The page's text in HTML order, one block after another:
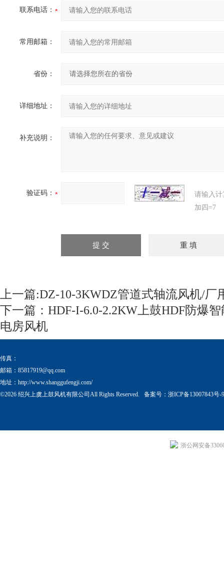
联系电话：
常用邮箱：
省份：
详细地址：
补充说明：
验证码：
请输入
加四=7
上一篇:DZ-10-3KWDZ管道式轴流风机/厂
下一篇： HDF-I-6.0-2.2KW上鼓HDF防爆
电房风机
传真：
邮箱： 85817919@qq.com
地址：http://www.shanggufengji.com/
©2026 绍兴上虞上鼓风机有限公司All Rights Reserved. 备案号： 浙ICP备13007843号-9
浙公网安备